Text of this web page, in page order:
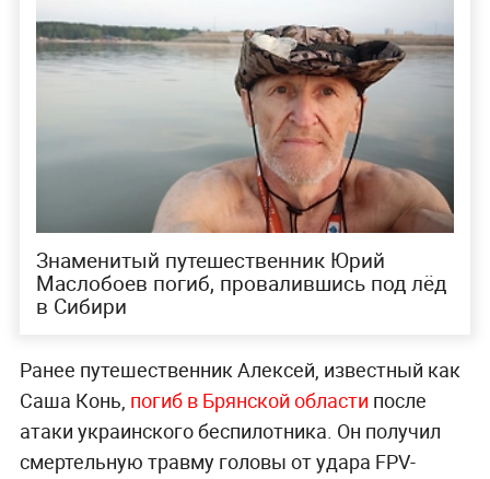
Знаменитый путешественник Юрий
Маслобоев погиб, провалившись под лёд
в Сибири
Ранее путешественник Алексей, известный как
Саша Конь, погиб в Брянской области после
атаки украинского беспилотника. Он получил
смертельную травму головы от удара FPV-